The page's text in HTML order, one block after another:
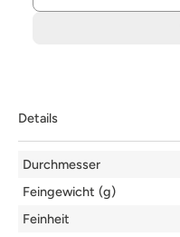
die
Zustimmung
aktivieren.
Details
Details
Durchmesser
Feingewicht (g)
Feinheit